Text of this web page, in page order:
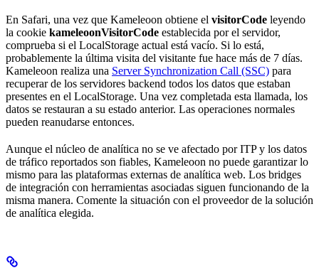
En Safari, una vez que Kameleoon obtiene el visitorCode leyendo
la cookie kameleoonVisitorCode establecida por el servidor,
comprueba si el LocalStorage actual está vacío. Si lo está,
probablemente la última visita del visitante fue hace más de 7 días.
Kameleoon realiza una Server Synchronization Call (SSC) para
recuperar de los servidores backend todos los datos que estaban
presentes en el LocalStorage. Una vez completada esta llamada, los
datos se restauran a su estado anterior. Las operaciones normales
pueden reanudarse entonces.
Aunque el núcleo de analítica no se ve afectado por ITP y los datos
de tráfico reportados son fiables, Kameleoon no puede garantizar lo
mismo para las plataformas externas de analítica web. Los bridges
de integración con herramientas asociadas siguen funcionando de la
misma manera. Comente la situación con el proveedor de la solución
de analítica elegida.